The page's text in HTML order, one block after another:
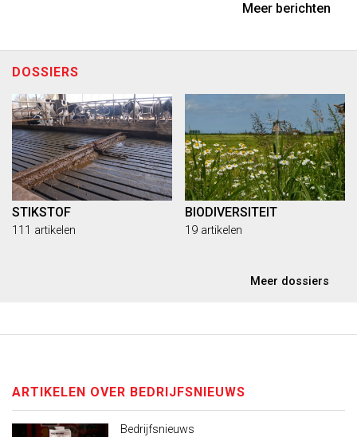
Meer berichten
DOSSIERS
STIKSTOF
111 artikelen
BIODIVERSITEIT
19 artikelen
Meer dossiers
ARTIKELEN OVER BEDRIJFSNIEUWS
Bedrijfsnieuws